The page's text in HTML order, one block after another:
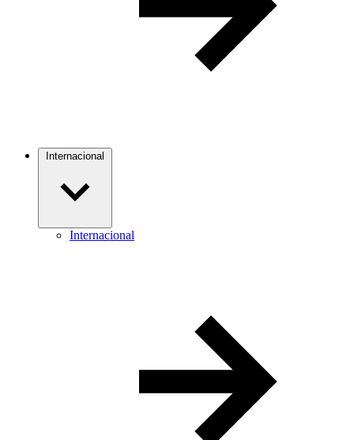
Internacional
Internacional